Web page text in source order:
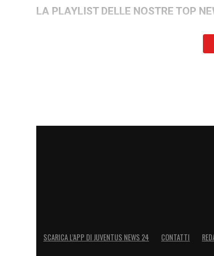
LA PLAYLIST DELLE NOSTRE TOP
SCARICA L’APP DI JUVENTUS NEWS 24 CONTATTI